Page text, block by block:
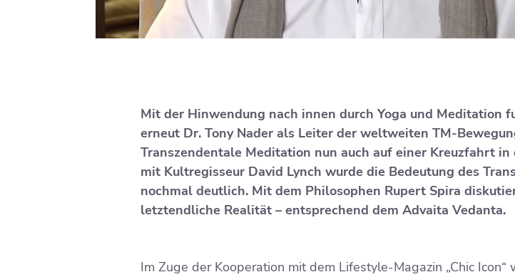
​Mit der Hinwendung nach innen durch Yoga und Meditation
erneut Dr. Tony Nader als Leiter der weltweiten TM-
Transzendentale Meditation nun auch auf einer Kreuzfahrt
mit Kultregisseur David Lynch wurde die Bedeutung des
nochmal deutlich. Mit dem Philosophen Rupert Spira
letztendliche Realität – entsprechend dem Advaita Vedanta.
Im Zuge der Kooperation mit dem Lifestyle-Magazin „Chic